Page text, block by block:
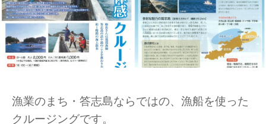
漁業のまち・答志島ならではの、漁船を使った
クルージングです。